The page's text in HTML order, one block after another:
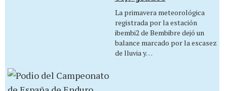
La primavera meteorológica
registrada por la estación
ibembi2 de Bembibre dejó un
balance marcado por la escasez
de lluvia y…